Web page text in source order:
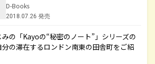
D-Books
2018.07.26 発売
の「Kayoの“秘密のノート”」シリーズの
の滞在するロンドン南東の田舎町をご紹